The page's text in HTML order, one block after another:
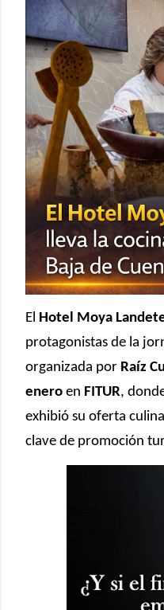
El Hotel Moya
protagonistas de la
organizada por Raíz
enero en FITUR,
exhibió su oferta
clave de promoción